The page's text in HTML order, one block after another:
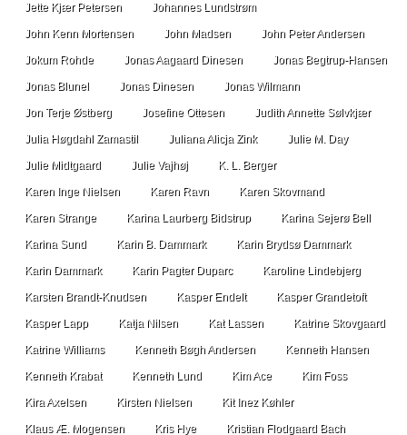
Jette Kjær Petersen Johannes Lundstrøm
John Kenn Mortensen John Madsen John Peter Andersen
Jokum Rohde Jonas Aagaard Dinesen Jonas Begtrup-Hansen
Jonas Blunel Jonas Dinesen Jonas Wilmann
Jon Terje Østberg Josefine Ottesen Judith Annette Sølvkjær
Julia Høgdahl Zamastil Juliana Alicja Zink Julie M. Day
Julie Midtgaard Julie Vajhøj K. L. Berger
Karen Inge Nielsen Karen Ravn Karen Skovmand
Karen Strange Karina Laurberg Bidstrup Karina Sejerø Bell
Karina Sund Karin B. Dammark Karin Brydsø Dammark
Karin Dammark Karin Pagter Duparc Karoline Lindebjerg
Karsten Brandt-Knudsen Kasper Endelt Kasper Grandetoft
Kasper Lapp Katja Nilsen Kat Lassen Katrine Skovgaard
Katrine Williams Kenneth Bøgh Andersen Kenneth Hansen
Kenneth Krabat Kenneth Lund Kim Ace Kim Foss
Kira Axelsen Kirsten Nielsen Kit Inez Køhler
Klaus Æ. Mogensen Kris Hye Kristian Flodgaard Bach